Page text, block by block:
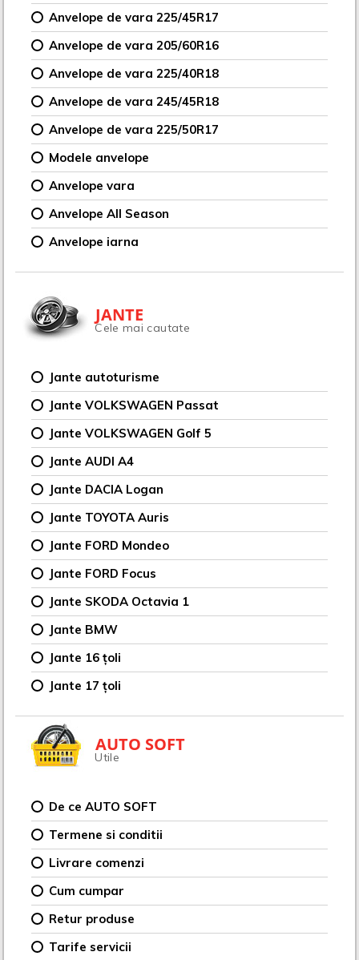
Anvelope de vara 225/45R17
Anvelope de vara 205/60R16
Anvelope de vara 225/40R18
Anvelope de vara 245/45R18
Anvelope de vara 225/50R17
Modele anvelope
Anvelope vara
Anvelope All Season
Anvelope iarna
JANTE
Cele mai cautate
Jante autoturisme
Jante VOLKSWAGEN Passat
Jante VOLKSWAGEN Golf 5
Jante AUDI A4
Jante DACIA Logan
Jante TOYOTA Auris
Jante FORD Mondeo
Jante FORD Focus
Jante SKODA Octavia 1
Jante BMW
Jante 16 țoli
Jante 17 țoli
AUTO SOFT
Utile
De ce AUTO SOFT
Termene si conditii
Livrare comenzi
Cum cumpar
Retur produse
Tarife servicii